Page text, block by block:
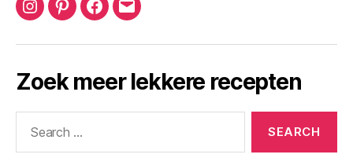
Instagram
PinterestFacebook
Email
Zoek meer lekkere recepten